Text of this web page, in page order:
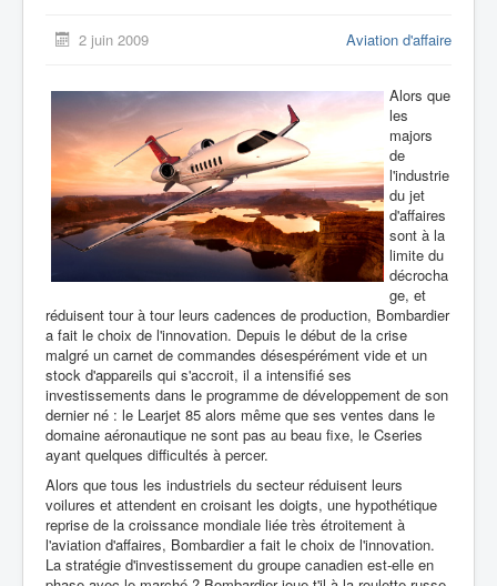
2 juin 2009 Aviation d'affaire
Alors que
les
majors
de
l'industrie
du jet
d'affaires
sont à la
limite du
décrocha
ge, et
réduisent tour à tour leurs cadences de production, Bombardier
a fait le choix de l'innovation. Depuis le début de la crise
malgré un carnet de commandes désespérément vide et un
stock d'appareils qui s'accroit, il a intensifié ses
investissements dans le programme de développement de son
dernier né : le Learjet 85 alors même que ses ventes dans le
domaine aéronautique ne sont pas au beau fixe, le Cseries
ayant quelques difficultés à percer.
Alors que tous les industriels du secteur réduisent leurs
voilures et attendent en croisant les doigts, une hypothétique
reprise de la croissance mondiale liée très étroitement à
l'aviation d'affaires, Bombardier a fait le choix de l'innovation.
La stratégie d'investissement du groupe canadien est-elle en